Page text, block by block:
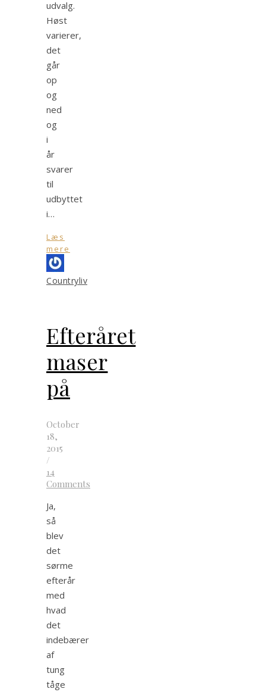
udvalg.
Høst
varierer,
det
går
op
og
ned
og
i
år
svarer
til
udbyttet
i…
Læs
mere
Countryliv
Efteråret
maser
på
October
18,
2015
/
14
Comments
Ja,
så
blev
det
sørme
efterår
med
hvad
det
indebærer
af
tung
tåge